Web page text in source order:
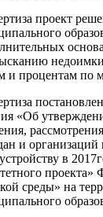
проект
и процентам по
«Об
и организаций
в
проекта»
среды» на